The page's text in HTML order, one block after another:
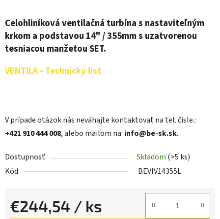
Celohliníková ventilačná turbína s nastaviteľným
krkom a podstavou 14" / 355mm s uzatvorenou
tesniacou manžetou SET.
VENTILA - Technický list
V prípade otázok nás neváhajte kontaktovať na tel. čísle.:
+421 910 444 008, alebo mailom na: info@be-sk.sk.
Dostupnosť Skladom (>5 ks)
Kód:
BEVIV14355L
€244,54 / ks